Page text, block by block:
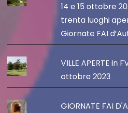
14 e 15 ottobre
trenta luoghi
Giornate FAI
VILLE APERTE in
ottobre 2023
GIORNATE FAI